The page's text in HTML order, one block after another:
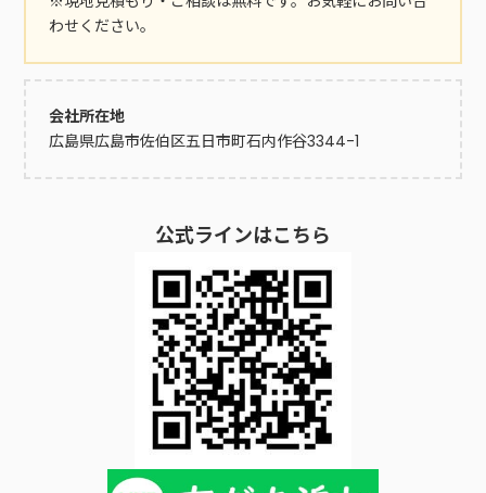
い。お見積りやご相談は無料で
す。わせください。
会社所在地
広島県広島市佐伯区五日市町石内作谷3344-1
公式ラインはこちら